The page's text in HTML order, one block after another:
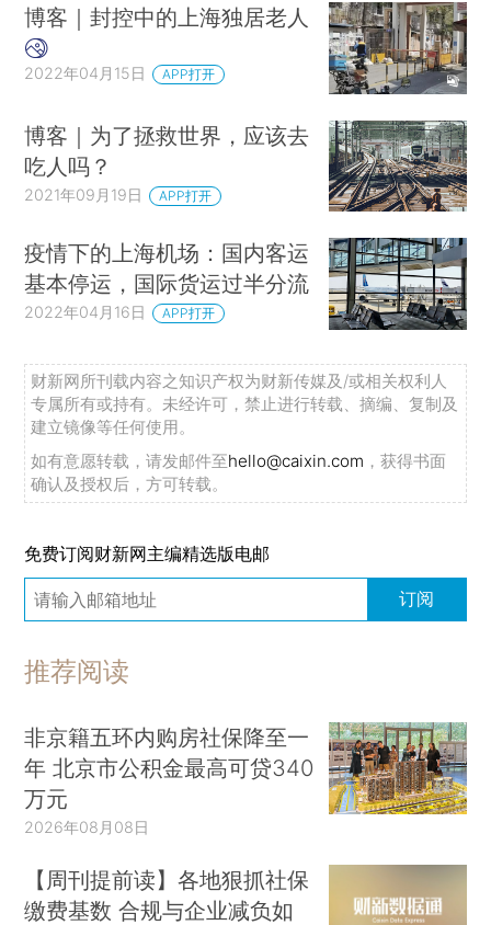
博客｜封控中的上海独居老人
2022年04月15日 APP打开
博客｜为了拯救世界，应该去
吃人吗？
2021年09月19日 APP打开
疫情下的上海机场：国内客运
基本停运，国际货运过半分流
2022年04月16日 APP打开
财新网所刊载内容之知识产权为财新传媒及/或相关权利人
专属所有或持有。未经许可，禁止进行转载、摘编、复制及
建立镜像等任何使用。
如有意愿转载，请发邮件至hello@caixin.com ，获得书面
确认及授权后，方可转载。
免费订阅财新网主编精选版电邮
订阅
推荐阅读
非京籍五环内购房社保降至一
年 北京市公积金最高可贷340
万元
2026年08月08日
【周刊提前读】各地狠抓社保
缴费基数 合规与企业减负如